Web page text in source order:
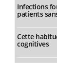
Infections
patients
Cette
cognitives